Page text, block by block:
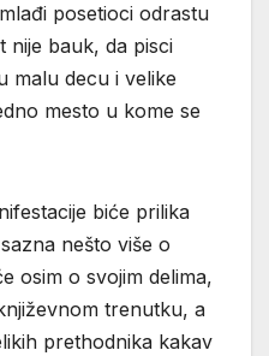
posetioci odrastu
nije bauk, da pisci
malu decu i velike
mesto u kome se
biće prilika
nešto više o
osim o svojim delima,
trenutku, a
prethodnika kakav